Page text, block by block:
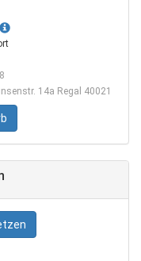
14a Regal 40021